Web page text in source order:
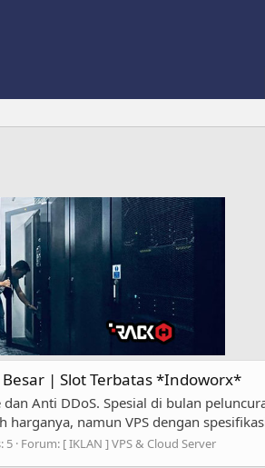
Besar | Slot Terbatas *Indoworx*
Anti DDoS. Spesial di bulan
namun VPS dengan
5 Forum: [ IKLAN ] VPS & Cloud Server